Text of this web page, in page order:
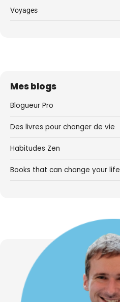
Voyages
Mes blogs
Blogueur Pro
Des livres pour changer de vie
Habitudes Zen
Books that can change your life